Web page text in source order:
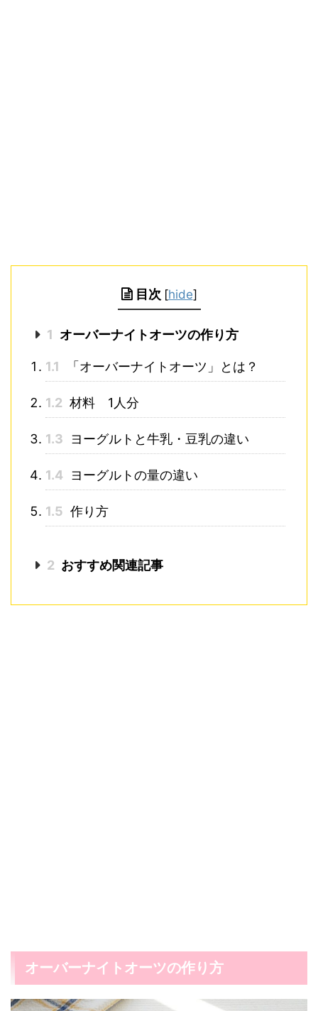
目次 [hide]
1 オーバーナイトオーツの作り方
1.1 「オーバーナイトオーツ」とは？
1.2 材料 1人分
1.3 ヨーグルトと牛乳・豆乳の違い
1.4 ヨーグルトの量の違い
1.5 作り方
2 おすすめ関連記事
オーバーナイトオーツの作り方